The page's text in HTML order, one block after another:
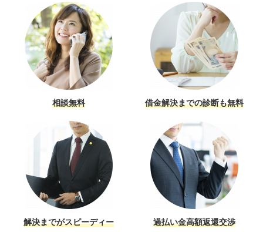
相談無料 借金解決までの診断も無料
解決までがスピーディー 過払い金高額返還交渉